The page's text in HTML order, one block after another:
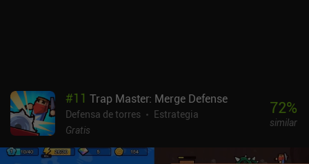
#11 Trap Master: Merge Defense
Defensa de torres
Estrategia
Gratis
72%
similar